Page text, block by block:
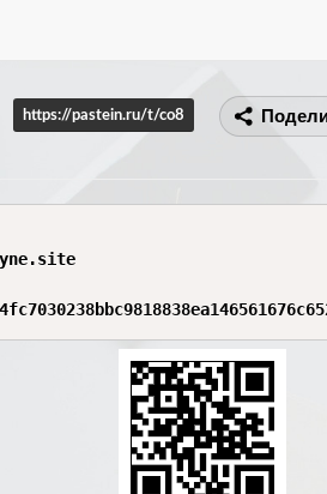
https://pastein.ru/t/co8